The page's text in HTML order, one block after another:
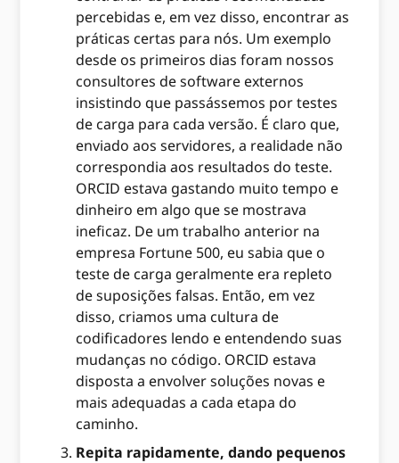
percebidas e, em vez disso, encontrar as
práticas certas para nós. Um exemplo
desde os primeiros dias foram nossos
consultores de software externos
insistindo que passássemos por testes
de carga para cada versão. É claro que,
enviado aos servidores, a realidade não
correspondia aos resultados do teste.
ORCID estava gastando muito tempo e
dinheiro em algo que se mostrava
ineficaz. De um trabalho anterior na
empresa Fortune 500, eu sabia que o
teste de carga geralmente era repleto
de suposições falsas. Então, em vez
disso, criamos uma cultura de
codificadores lendo e entendendo suas
mudanças no código. ORCID estava
disposta a envolver soluções novas e
mais adequadas a cada etapa do
caminho.
Repita rapidamente, dando pequenos